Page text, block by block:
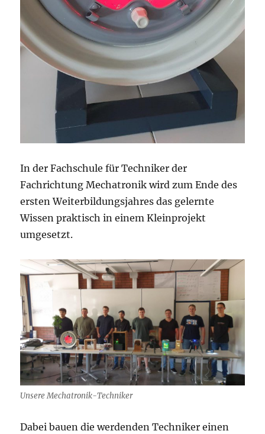
In der Fachschule für Techniker der
Fachrichtung Mechatronik wird zum Ende des
ersten Weiterbildungsjahres das gelernte
Wissen praktisch in einem Kleinprojekt
umgesetzt.
Unsere Mechatronik-Techniker
Dabei bauen die werdenden Techniker einen